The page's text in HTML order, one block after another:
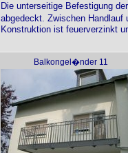
Die unterseitige Befestigung
abgedeckt. Zwischen
Konstruktion ist feuerverzinkt
Balkongel�nder 11